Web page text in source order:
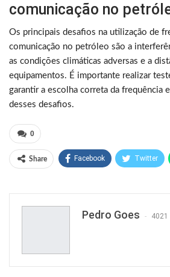
comunicação no
Os principais desafios na utilização de
comunicação no petróleo são a
as condições climáticas adversas e a
equipamentos. É importante realizar
garantir a escolha correta da frequência
desses desafios.
0
Share Facebook Twitter
Pedro Goes 4021